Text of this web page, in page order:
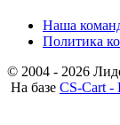
Наша
Политика
© 2004 - 2026
На базе CS-Cart -